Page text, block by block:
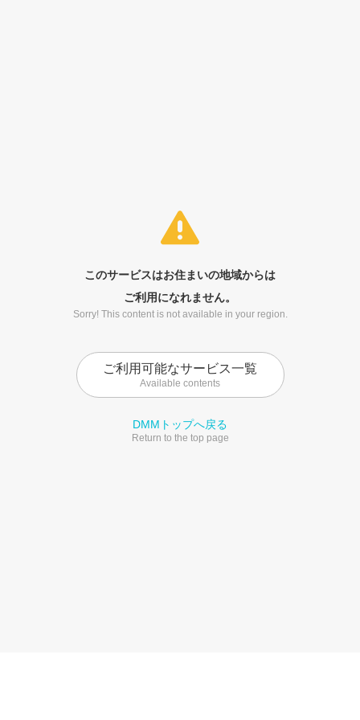
このサービスはお住まいの地域からは
ご利用になれません。
Sorry! This content is not available in your region.
ご利用可能なサービス一覧
Available contents
DMMトップへ戻る
Return to the top page